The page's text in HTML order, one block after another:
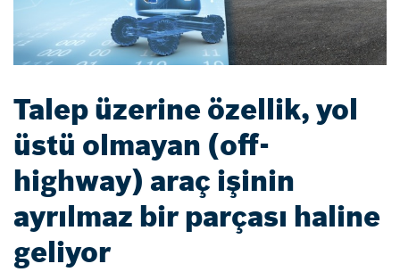
Talep üzerine özellik, yol
üstü olmayan (off-
highway) araç işinin
ayrılmaz bir parçası haline
geliyor